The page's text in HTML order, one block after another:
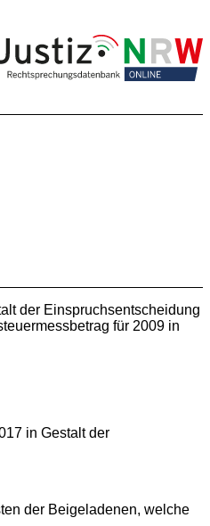
der Einspruchsentscheidung
für 2009 in
in Gestalt der
der Beigeladenen, welche